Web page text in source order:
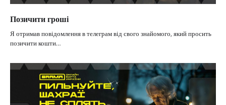
Позичити гроші
Я отримав повідомлення в телеграм від свого знайомого, який просить
позичити кошти…